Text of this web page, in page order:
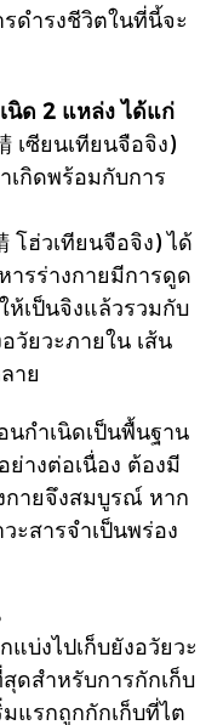
ดำรงชีวิตในที่นี้จะ
นิด 2 แหล่ง ได้แก่
เซียนเทียนจือจิง)
เกิดพร้อมกับการ
โฮ่วเทียนจือจิง) ได้
ารร่างกายมีการดูด
เป็นจิงแล้วรวมกับ
วัยวะภายใน เส้น
าย
นกำเนิดเป็นพื้นฐาน
ย่างต่อเนื่อง ต้องมี
กายจึงสมบูรณ์ หาก
ะสารจำเป็นพร่อง
แบ่งไปเก็บยังอวัยวะ
ดสำหรับการกักเก็บ
แรกถูกกักเก็บที่ไต